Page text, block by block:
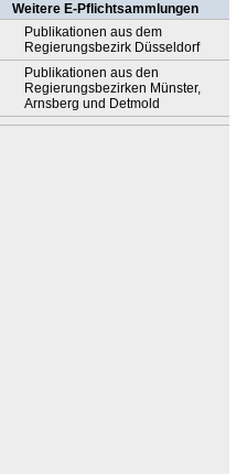
Weitere E-Pflichtsammlungen
Publikationen aus dem
Regierungsbezirk Düsseldorf
Publikationen aus den
Regierungsbezirken Münster,
Arnsberg und Detmold